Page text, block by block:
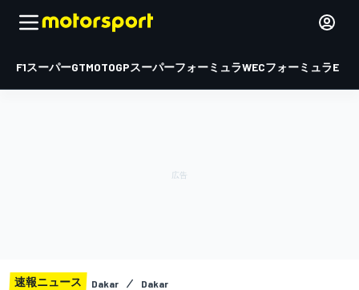
F1スーパーGTMOTOGPスーパーフォーミュラWECフォーミュラE
速報ニュース Dakar Dakar